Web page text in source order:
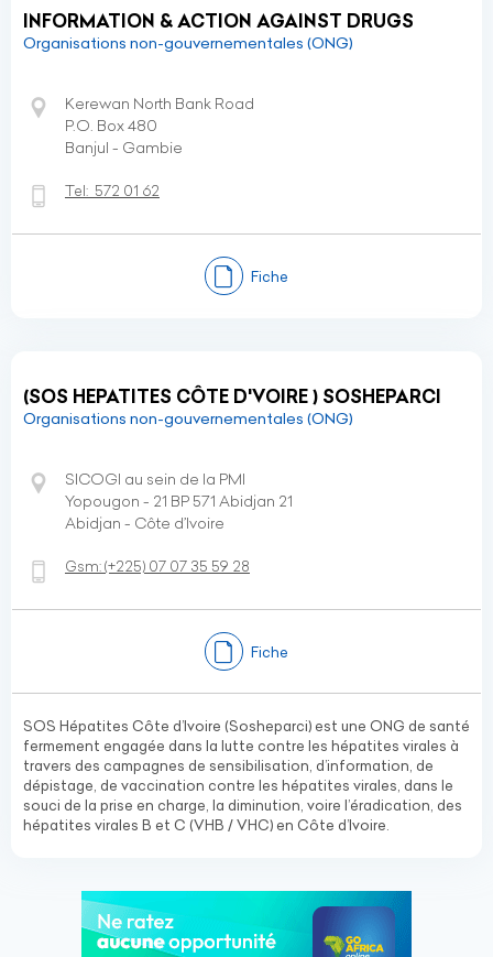
INFORMATION & ACTION AGAINST DRUGS
Organisations non-gouvernementales (ONG)
Kerewan North Bank Road
P.O. Box 480
Banjul - Gambie
Tel: 572 01 62
Fiche
(SOS HEPATITES CÔTE D'VOIRE ) SOSHEPARCI
Organisations non-gouvernementales (ONG)
SICOGI au sein de la PMI
Yopougon - 21 BP 571 Abidjan 21
Abidjan - Côte d’Ivoire
Gsm:(+225) 07 07 35 59 28
Fiche
SOS Hépatites Côte d’Ivoire (Sosheparci) est une ONG de santé
fermement engagée dans la lutte contre les hépatites virales à
travers des campagnes de sensibilisation, d’information, de
dépistage, de vaccination contre les hépatites virales, dans le
souci de la prise en charge, la diminution, voire l’éradication, des
hépatites virales B et C (VHB / VHC) en Côte d’Ivoire.